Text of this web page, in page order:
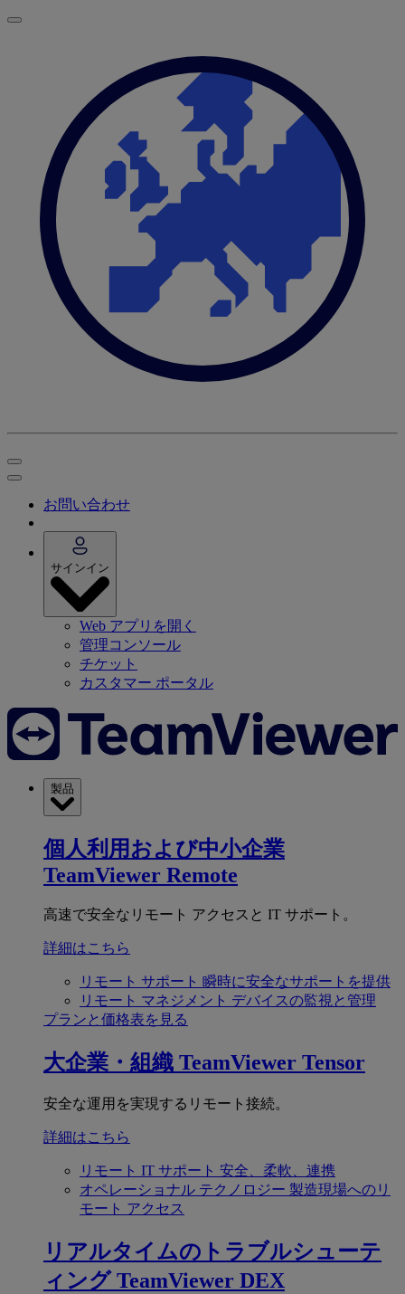
お問い合わせ
サインイン
Web アプリを開く
管理コンソール
チケット
カスタマー ポータル
製品
個人利用および中小企業
TeamViewer Remote
高速で安全なリモート アクセスと IT サポート。
詳細はこちら
リモート サポート 瞬時に安全なサポートを提供
リモート マネジメント デバイスの監視と管理
プランと価格表を見る
大企業・組織 TeamViewer Tensor
安全な運用を実現するリモート接続。
詳細はこちら
リモート IT サポート 安全、柔軟、連携
オペレーショナル テクノロジー 製造現場へのリ
モート アクセス
リアルタイムのトラブルシューテ
ィング TeamViewer DEX